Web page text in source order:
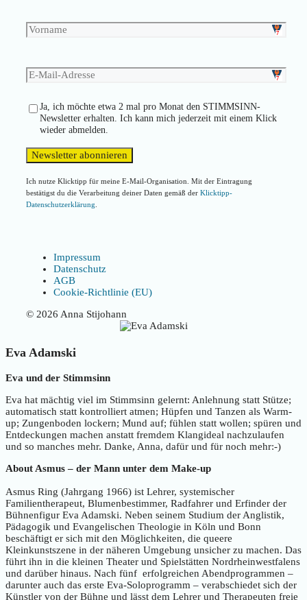
Ja, ich möchte etwa 2 mal pro Monat den STIMMSINN-
Newsletter erhalten. Ich kann mich jederzeit mit einem Klick
wieder abmelden.
Ich nutze Klicktipp für meine E-Mail-Organisation. Mit der Eintragung
bestätigst du die Verarbeitung deiner Daten gemäß der Klicktipp-
Datenschutzerklärung
Impressum
Datenschutz
AGB
Cookie-Richtlinie (EU)
© 2026 Anna Stijohann
Eva Adamski
Eva und der Stimmsinn
Eva hat mächtig viel im Stimmsinn gelernt: Anlehnung statt Stütze;
automatisch statt kontrolliert atmen; Hüpfen und Tanzen als Warm-
up; Zungenboden lockern; Mund auf; fühlen statt wollen; spüren und
Entdeckungen machen anstatt fremdem Klangideal nachzulaufen
und so manches mehr. Danke, Anna, dafür und für noch mehr:-)
About Asmus – der Mann unter dem Make-up
Asmus Ring (Jahrgang 1966) ist Lehrer, systemischer
Familientherapeut, Blumenbestimmer, Radfahrer und Erfinder der
Bühnenfigur Eva Adamski. Neben seinem Studium der Anglistik,
Pädagogik und Evangelischen Theologie in Köln und Bonn
beschäftigt er sich mit den Möglichkeiten, die queere
Kleinkunstszene in der näheren Umgebung unsicher zu machen. Das
führt ihn in die kleinen Theater und Spielstätten Nordrheinwestfalens
und darüber hinaus. Nach fünf erfolgreichen Abendprogrammen –
darunter auch das erste Eva-Soloprogramm – verabschiedet sich der
Künstler von der Bühne und lässt dem Lehrer und Therapeuten freie